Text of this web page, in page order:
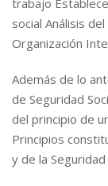
trabajo
social Análisis
Organización
Además de lo
de Seguridad
del principio de
Principios
y de la Seguridad